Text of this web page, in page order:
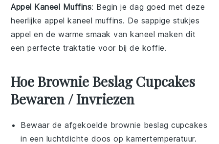
Appel Kaneel Muffins: Begin je dag goed met deze
heerlijkeappel kaneel muffins. De sappige stukjes
appel en de warme smaak vankaneel maken dit
een perfecte traktatie voor bij de koffie.
Hoe Brownie Beslag Cupcakes
Bewaren / Invriezen
Bewaar de afgekoelde brownie beslag cupcakes
in een luchtdichte doos op kamertemperatuur.